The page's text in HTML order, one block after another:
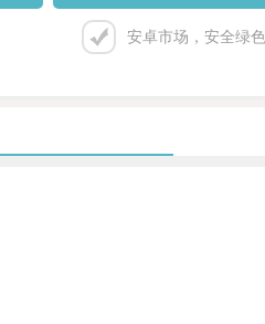
安卓市场，安全绿色